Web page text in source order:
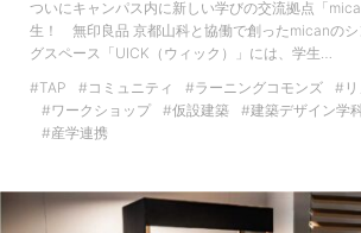
ついにキャンパス内に新しい学びの交流拠点「
生！ 無印良品 京都山科と協働で創ったmicanのシ
グスペース「UICK（ウィック）」には、学生…
#TAP
#コミュニティ #ラーニングコモンズ
#リ
#ワークショップ
#仮設建築 #建築デザイン学
#産学連携